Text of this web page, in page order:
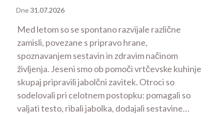
Dne31.07.2026
Med letom so se spontano razvijale različne
zamisli, povezane s pripravo hrane,
spoznavanjem sestavin in zdravim načinom
življenja. Jeseni smo ob pomoči vrtčevske kuhinje
skupaj pripravili jabolčni zavitek. Otroci so
sodelovali pri celotnem postopku: pomagali so
valjati testo, ribali jabolka, dodajali sestavine…